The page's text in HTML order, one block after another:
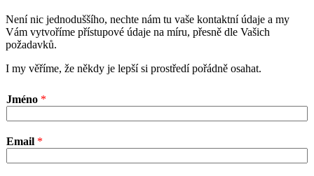
Není nic jednoduššího, nechte nám tu vaše kontaktní údaje a my
Vám vytvoříme přístupové údaje na míru, přesně dle Vašich
požadavků.
I my věříme, že někdy je lepší si prostředí pořádně osahat.
Jméno *
Email *